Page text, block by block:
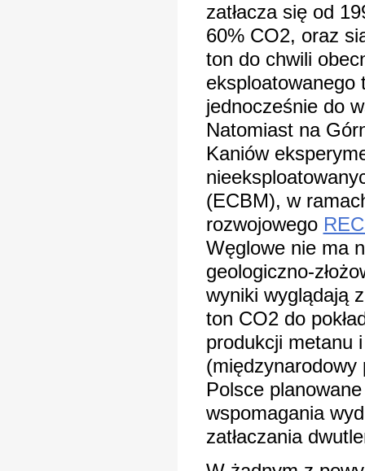
zatłacza się od
60% CO2, oraz
ton do chwili
eksploatowanego
jednocześnie do
Natomiast na
Kaniów
(ECBM), w
rozwojowego
Węglowe nie ma
geologiczno-
wyniki wyglądają
ton CO2 do
produkcji metanu
Polsce
wspomagania
zatłaczania